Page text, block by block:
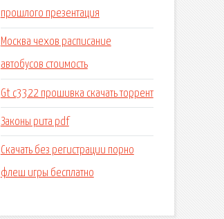
прошлого презентация
Москва чехов расписание
автобусов стоимость
Gt c3322 прошивка скачать торрент
Законы рита pdf
Скачать без регистрации порно
флеш игры бесплатно